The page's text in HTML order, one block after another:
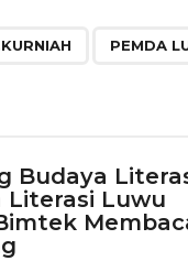
PEMDA
Budaya
Literasi Luwu